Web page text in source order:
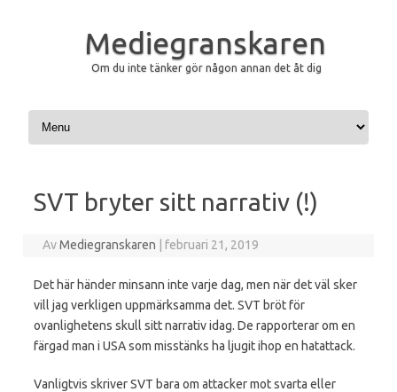
Mediegranskaren
Om du inte tänker gör någon annan det åt dig
Hoppa till innehåll
SVT bryter sitt narrativ (!)
AvMediegranskaren februari 21, 2019
Det här händer minsann inte varje dag, men när det väl sker
vill jag verkligen uppmärksamma det. SVT bröt för
ovanlighetens skull sitt narrativ idag. De rapporterar om en
färgad man i USA som misstänks ha ljugit ihop en hatattack.
Vanligtvis skriver SVT bara om attacker mot svarta eller